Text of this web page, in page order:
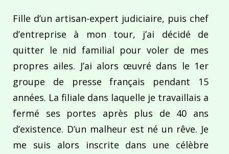
Fille d’un artisan-expert judiciaire, puis chef
d’entreprise à mon tour, j’ai décidé de
quitter le nid familial pour voler de mes
propres ailes. J’ai alors œuvré dans le 1er
groupe de presse français pendant 15
années. La filiale dans laquelle je travaillais a
fermé ses portes après plus de 40 ans
d’existence. D’un malheur est né un rêve. Je
me suis alors inscrite dans une célèbre